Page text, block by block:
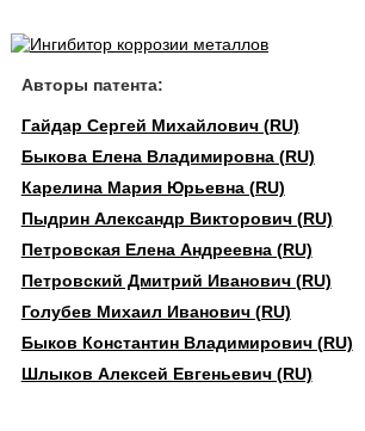
Авторы патента:
Гайдар Сергей Михайлович (RU)
Быкова Елена Владимировна (RU)
Карелина Мария Юрьевна (RU)
Пыдрин Александр Викторович (RU)
Петровская Елена Андреевна (RU)
Петровский Дмитрий Иванович (RU)
Голубев Михаил Иванович (RU)
Быков Константин Владимирович (RU)
Шлыков Алексей Евгеньевич (RU)